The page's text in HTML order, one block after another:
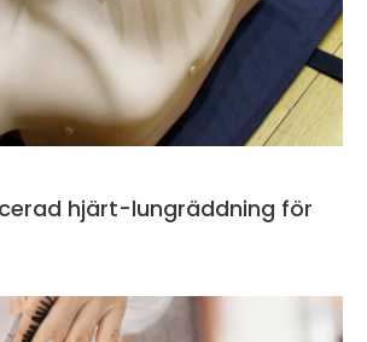
hjärt-lungräddning för